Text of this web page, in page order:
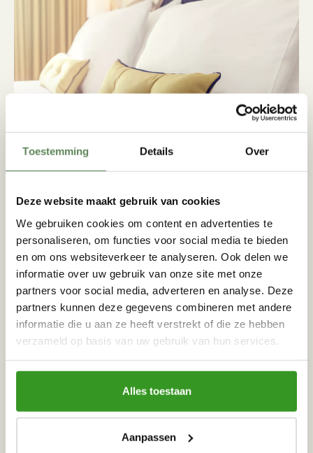
Toestemming Details Over
Deze website maakt gebruik van cookies
We gebruiken cookies om content en advertenties te
personaliseren, om functies voor social media te bieden
en om ons websiteverkeer te analyseren. Ook delen we
informatie over uw gebruik van onze site met onze
partners voor social media, adverteren en analyse. Deze
partners kunnen deze gegevens combineren met andere
informatie die u aan ze heeft verstrekt of die ze hebben
verzameld op basis van uw gebruik van hun services.
Alles toestaan
Aanpassen
KAMERS
Ontdek onze fijne kamers. Wat jouw smaak
of behoefte ook is, we hebben altijd de
perfecte kamer voor jou en jouw
gezelschap.
ROAM
welkom. Schuif aan in het restaurant, zoek